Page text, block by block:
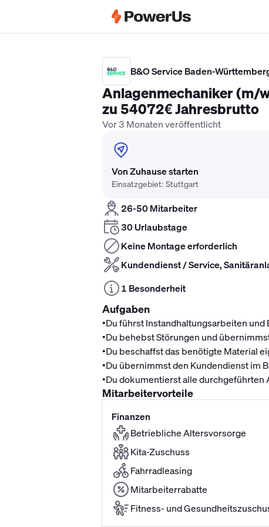
B&O Service Baden-
Anlagenmechaniker (m/
zu 54072€ Jahresbrutto
Vor 3 Monaten veröffentlicht
Von Zuhause starten
Einsatzgebiet: Stuttgart
26-50 Mitarbeiter
30 Urlaubstage
Keine Montage erforderlich
Kundendienst / Service,
1 Besonderheit
Aufgaben
•Du führst Instandhaltungsarbeiten
•Du behebst Störungen und
•Du beschaffst das benötigte Material
•Du übernimmst den Kundendienst im
•Du dokumentierst alle durchgeführten
Mitarbeitervorteile
Finanzen
Betriebliche Altersvorsorge
Kita-Zuschuss
Fahrradleasing
Mitarbeiterrabatte
Fitness- und